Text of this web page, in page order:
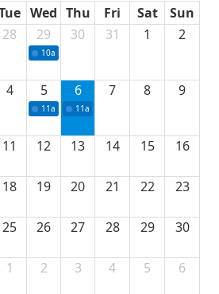
Wed Thu Fri Sat
Sun
28 29
10a Potpisivanje ugovora sa neprofitnim
30 31 1 2
4 5
11a Potpisivanje ugovora o stipendijama
6
11a Podrška razvoju vodne
7 8 9
11 12 13 14 15 16
18 19 20 21 22 23
25 26 27 28 29 30
1 2 3 4 5 6